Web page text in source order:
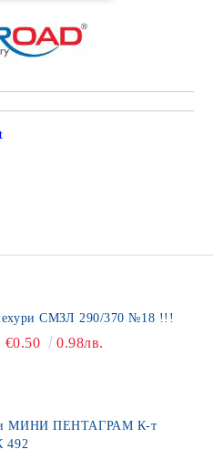
Плик с мехури СМЗЛ 290/370 №18 !!!
€0.50 0.98лв.
К-т
10бр. МК 492